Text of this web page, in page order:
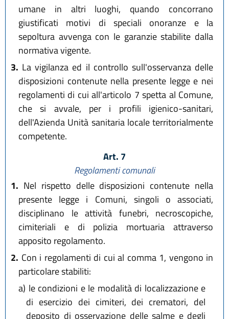
umane in altri luoghi, quando concorrano
giustificati motivi di speciali onoranze e la
sepoltura avvenga con le garanzie stabilite dalla
normativa vigente.
3. La vigilanza ed il controllo sull'osservanza delle
disposizioni contenute nella presente legge e nei
regolamenti di cui all'articolo 7 spetta al Comune,
che si avvale, per i profili igienico-sanitari,
dell'Azienda Unità sanitaria locale territorialmente
competente.
Art. 7
Regolamenti comunali
1. Nel rispetto delle disposizioni contenute nella
presente legge i Comuni, singoli o associati,
disciplinano le attività funebri, necroscopiche,
cimiteriali e di polizia mortuaria attraverso
apposito regolamento.
2. Con i regolamenti di cui al comma 1, vengono in
particolare stabiliti:
a) le condizioni e le modalità di localizzazione e
di esercizio dei cimiteri, dei crematori, del
deposito di osservazione delle salme e degli